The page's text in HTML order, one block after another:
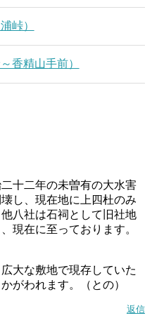
峠）
香精山手前）
十二年の未曽有の大水害
し、現在地に上四杜のみ
八社は石祠として旧社地
現在に至っております。
大な敷地で現存していた
がわれます。（との）
返信